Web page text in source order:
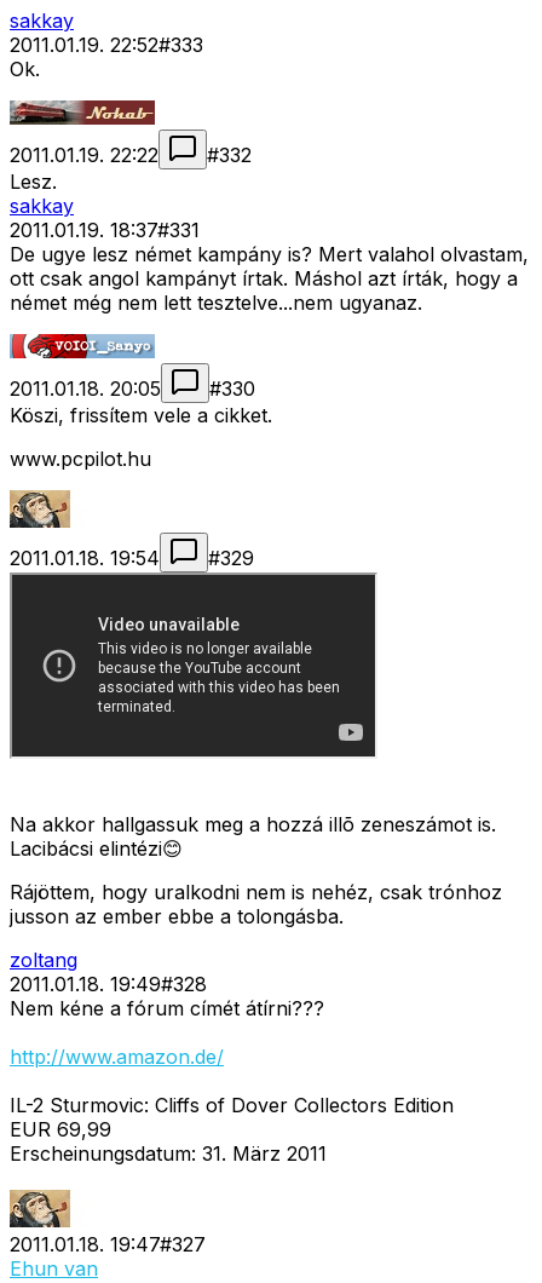
sakkay
2011.01.19. 22:52#333
Ok.
2011.01.19. 22:22 #332
Lesz.
sakkay
2011.01.19. 18:37#331
De ugye lesz német kampány is? Mert valahol olvastam,
ott csak angol kampányt írtak. Máshol azt írták, hogy a
német még nem lett tesztelve...nem ugyanaz.
2011.01.18. 20:05 #330
Köszi, frissítem vele a cikket.
www.pcpilot.hu
2011.01.18. 19:54 #329
Na akkor hallgassuk meg a hozzá illõ zeneszámot is.
Lacibácsi elintézi😊
Rájöttem, hogy uralkodni nem is nehéz, csak trónhoz
jusson az ember ebbe a tolongásba.
zoltang
2011.01.18. 19:49#328
Nem kéne a fórum címét átírni???
http://www.amazon.de/
IL-2 Sturmovic: Cliffs of Dover Collectors Edition
EUR 69,99
Erscheinungsdatum: 31. März 2011
2011.01.18. 19:47#327
Ehun van